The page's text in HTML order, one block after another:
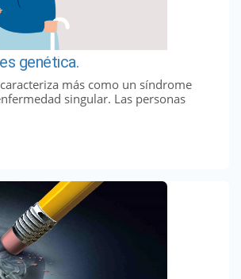
genética.
más como un síndrome
singular. Las personas